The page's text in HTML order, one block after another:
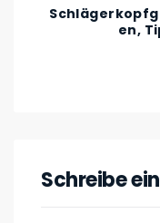
en,
Schreibe